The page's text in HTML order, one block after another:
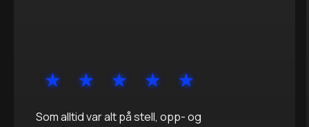
Som alltid var alt på stell, opp- og